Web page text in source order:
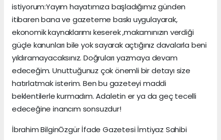
istiyorum:Yayım hayatımıza başladığımız günden
itibaren bana ve gazeteme baskı uygulayarak,
ekonomik kaynaklarımı keserek ,makamınızın verdiği
güçle kanunları bile yok sayarak açtığınız davalarla beni
yıldıramayacaksınız. Doğruları yazmaya devam
edeceğim. Unuttuğunuz çok önemli bir detayı size
hatırlatmak isterim. Ben bu gazeteyi maddi
beklentilerle kurmadım. Adaletin er ya da geç tecelli
edeceğine inancım sonsuzdur!
İbrahim BilginÖzgür İfade Gazetesi İmtiyaz Sahibi